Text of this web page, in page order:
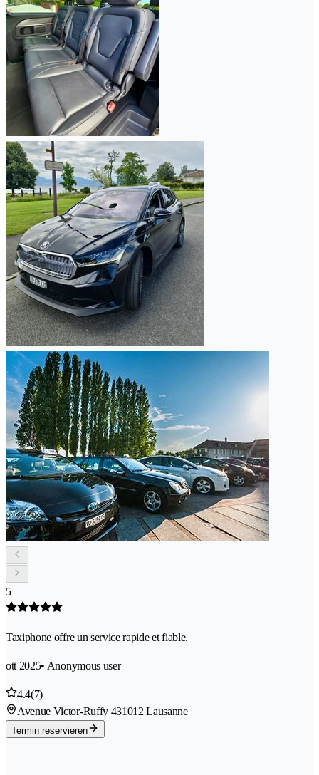
5
Taxiphone offre un service rapide et fiable.
ott 2025• Anonymous user
4.4(7)
Avenue Victor-Ruffy 431012 Lausanne
Termin reservieren